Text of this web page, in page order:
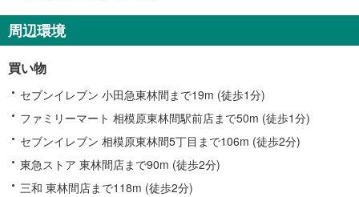
周辺環境
買い物
セブンイレブン 小田急東林間まで19m (徒歩1分)
ファミリーマート 相模原東林間駅前店まで50m (徒歩1分)
セブンイレブン 相模原東林間5丁目まで106m (徒歩2分)
東急ストア 東林間店まで90m (徒歩2分)
三和 東林間店まで118m (徒歩2分)